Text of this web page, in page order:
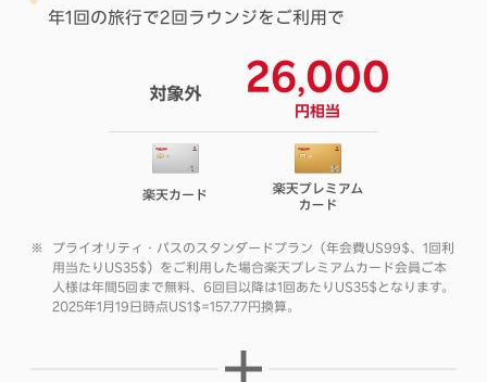
年1回の旅行で2回ラウンジをご利用で
プライオリティ・パスのスタンダードプラン（年会費US99$、1回利
用当たりUS35$）をご利用した場合楽天プレミアムカード会員ご本
人様は年間5回まで無料、6回目以降は1回あたりUS35$となります。
2025年1月19日時点US1$=157.77円換算。